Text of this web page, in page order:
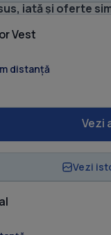
iată și oferte
Vest
distanță
Vezi
Vezi